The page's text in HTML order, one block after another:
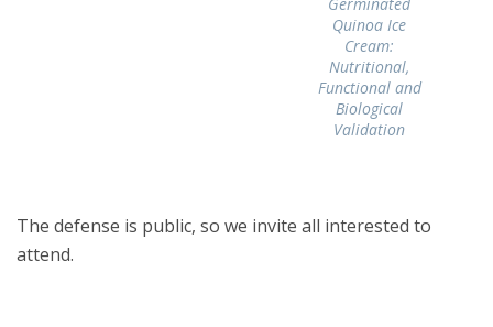
Quinoa Ice
Cream:
Nutritional,
Functional and
Biological
Validation
The defense is public, so we invite all interested to
attend.